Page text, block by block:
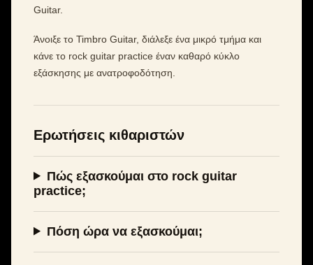
Guitar.
Άνοιξε το Timbro Guitar, διάλεξε ένα μικρό τμήμα και
κάνε το rock guitar practice έναν καθαρό κύκλο
εξάσκησης με ανατροφοδότηση.
Ερωτήσεις κιθαριστών
Πώς εξασκούμαι στο rock guitar
practice;
Πόση ώρα να εξασκούμαι;